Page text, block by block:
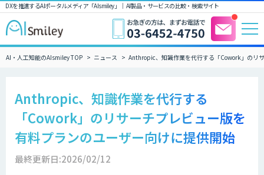
DXを推進するAIポータルメディア「AIsmiley」｜ AI製品・サービスの比較・検索サイト
AI・人工知能のAIsmiley TOP ニュース Anthropic、知識作業を代行する「Cowork」のリ
Anthropic、知識作業を代行する
「Cowork」のリサーチプレビュー版を
有料プランのユーザー向けに提供開始
最終更新日:2026/02/12